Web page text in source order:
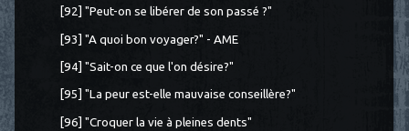
[92] "Peut-on se libérer de son passé ?"
[93] "A quoi bon voyager?" - AME
[94] "Sait-on ce que l'on désire?"
[95] "La peur est-elle mauvaise conseillère?"
[96] "Croquer la vie à pleines dents"